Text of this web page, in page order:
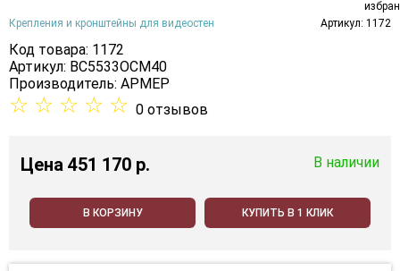
Крепления и кронштейны для видеостен Артикул: 1172
Код товара: 1172
Артикул: ВС5533ОСМ40
Производитель: АРМЕР
☆ ☆ ☆ ☆ ☆ 0 отзывов
Цена 451 170 p. В наличии
В КОРЗИНУ КУПИТЬ В 1 КЛИК